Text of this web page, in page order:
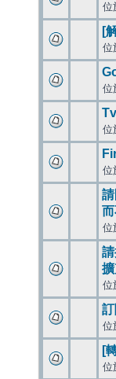
位
[
位
位
位
位
位
位
位
[
位